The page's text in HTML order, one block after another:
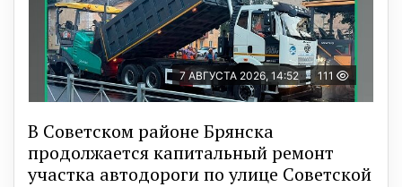
7 АВГУСТА 2026, 14:52 111
В Советском районе Брянска
продолжается капитальный ремонт
участка автодороги по улице Советской